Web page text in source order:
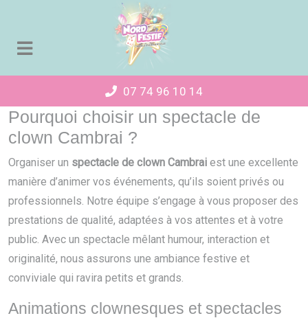
07 74 96 10 14
Pourquoi choisir un spectacle de
clown Cambrai ?
Organiser un spectacle de clown Cambrai est une excellente
manière d’animer vos événements, qu’ils soient privés ou
professionnels. Notre équipe s’engage à vous proposer des
prestations de qualité, adaptées à vos attentes et à votre
public. Avec un spectacle mêlant humour, interaction et
originalité, nous assurons une ambiance festive et
conviviale qui ravira petits et grands.
Animations clownesques et spectacles
Panneau de gestion des cookies